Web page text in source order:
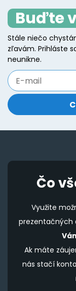
Buďte
Stále niečo
zľavám. Prihláste
neunikne.
Čo
Využite
prezentačných
Ak máte
nás stačí